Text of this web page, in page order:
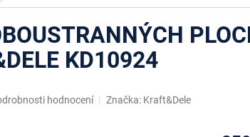
KD10924
hodnocení Značka: Kraft&Dele